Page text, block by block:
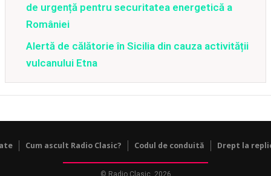
de urgență pentru securitatea energetică a
României
Alertă de călătorie în Sicilia din cauza activității
vulcanului Etna
Cum ascult Radio Clasic? Codul de conduită Drept la
© Radio Clasic, 2026